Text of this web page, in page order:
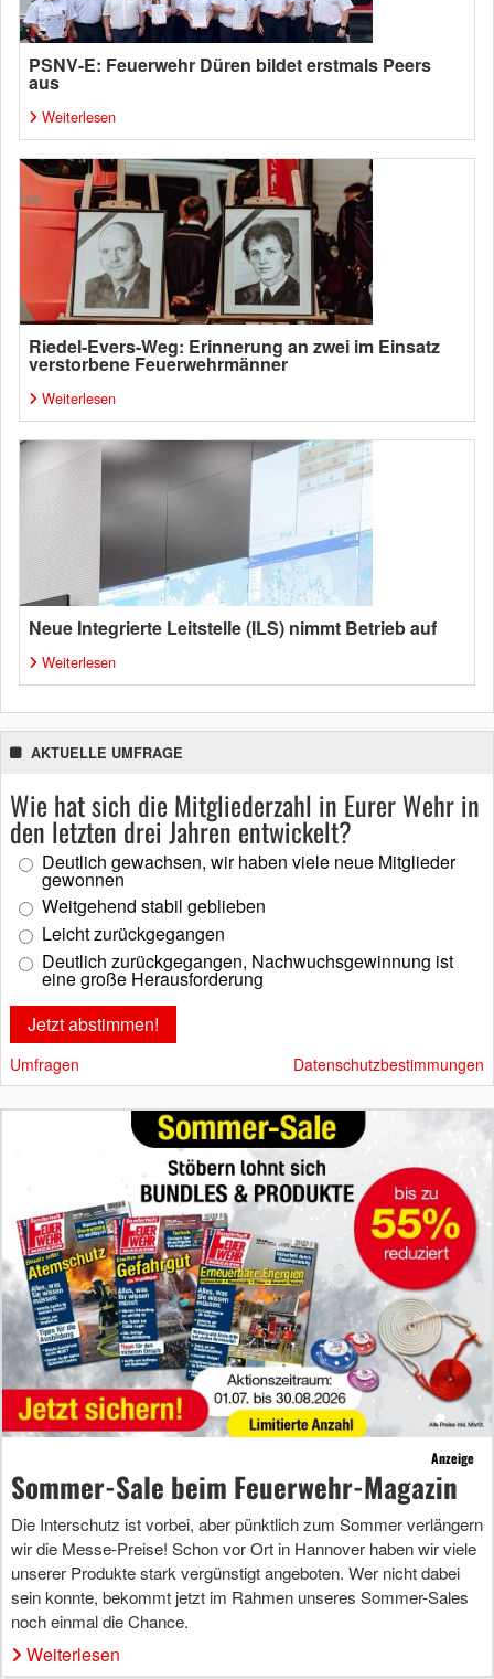
PSNV-E: Feuerwehr Düren bildet erstmals Peers
aus
Weiterlesen
Riedel-Evers-Weg: Erinnerung an zwei im Einsatz
verstorbene Feuerwehrmänner
Weiterlesen
Neue Integrierte Leitstelle (ILS) nimmt Betrieb auf
Weiterlesen
AKTUELLE UMFRAGE
Wie hat sich die Mitgliederzahl in Eurer Wehr in
den letzten drei Jahren entwickelt?
Deutlich gewachsen, wir haben viele neue Mitglieder
gewonnen
Weitgehend stabil geblieben
Leicht zurückgegangen
Deutlich zurückgegangen, Nachwuchsgewinnung ist
eine große Herausforderung
Umfragen Datenschutzbestimmungen
Anzeige
Sommer-Sale beim Feuerwehr-Magazin
Die Interschutz ist vorbei, aber pünktlich zum Sommer verlängern
wir die Messe-Preise! Schon vor Ort in Hannover haben wir viele
unserer Produkte stark vergünstigt angeboten. Wer nicht dabei
sein konnte, bekommt jetzt im Rahmen unseres Sommer-Sales
noch einmal die Chance.
Weiterlesen